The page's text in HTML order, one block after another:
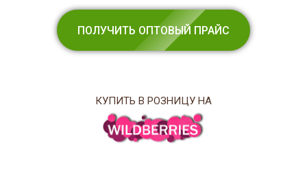
ПОЛУЧИТЬ ОПТОВЫЙ ПРАЙС
КУПИТЬ В РОЗНИЦУ НА